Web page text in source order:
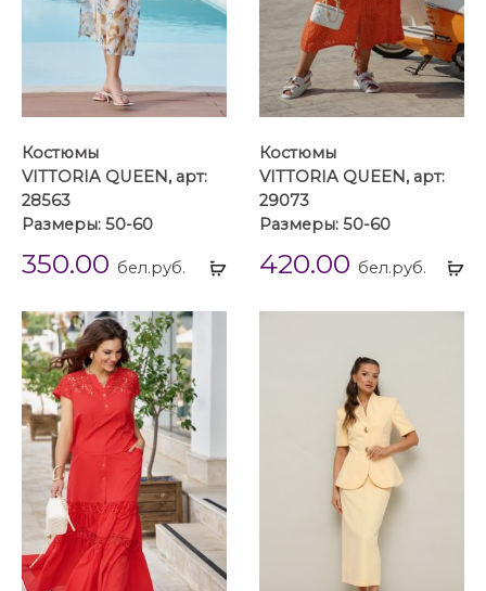
Выбрать
Костюмы
VITTORIA QUEEN, арт:
28563
Размеры: 50-60
350.00 бел.руб.
Костюмы
VITTORIA QUEEN, арт:
29073
Размеры: 50-60
420.00 бел.руб.